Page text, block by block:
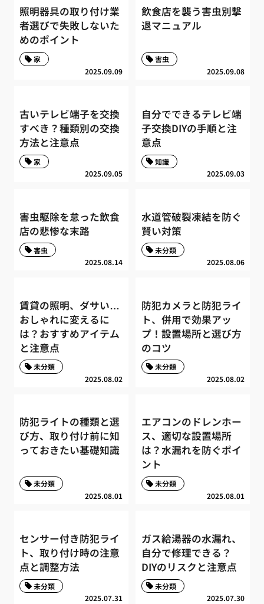
照明器具の取り付け業
者選びで失敗しないた
めのポイント
2025.09.09
家
飲食店を襲う害虫別撃
退マニュアル
2025.09.08
害虫
古いテレビ端子を交換
すべき？種類別の交換
方法と注意点
2025.09.05
家
自分でできるテレビ端
子交換DIYの手順と注
意点
2025.09.03
知識
害虫駆除を怠った飲食
店の悲惨な末路
2025.08.14
害虫
水道管破裂凍結を防ぐ
賢い対策
2025.08.06
未分類
賃貸の照明、ダサい…
おしゃれに変えるに
は？おすすめアイテム
と注意点
2025.08.02
未分類
防犯カメラと防犯ライ
ト、併用で効果アッ
プ！設置場所と選び方
のコツ
2025.08.02
未分類
防犯ライトの種類と選
び方、取り付け前に知
っておきたい基礎知識
2025.08.01
未分類
エアコンのドレンホー
ス、適切な設置場所
は？水漏れを防ぐポイ
ント
2025.08.01
未分類
センサー付き防犯ライ
ト、取り付け時の注意
点と調整方法
2025.07.31
未分類
ガス給湯器の水漏れ、
自分で修理できる？
DIYのリスクと注意点
2025.07.30
未分類